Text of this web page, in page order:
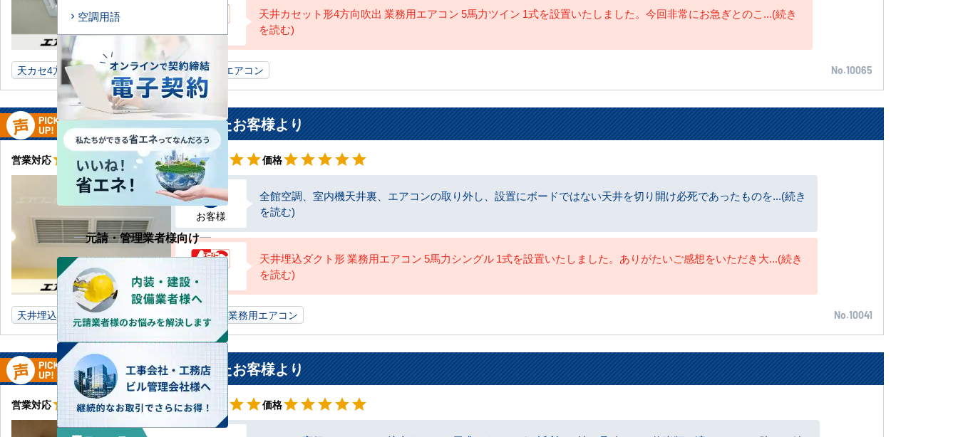
AC担当
天井カセット形4方向吹出 業務用エアコン 5馬力ツイン 1式を設置いたしました。今回非常にお急ぎとのこ...(続き
を読む)
天カセ4方向 5馬力 店舗 静岡県 業務用エアコン No.10065
兵庫県 丹波市 事務所に設置されたお客様より
営業対応 星4
star starstarstar star_border工事対応 星5
starstar starstar価格 星5
starstarstarstarstar
お客様
全館空調、室内機天井裏、エアコンの取り外し、設置にボードではない天井を切り開け必死であったものを...(続き
を読む)
AC担当
天井埋込ダクト形 業務用エアコン 5馬力シングル 1式を設置いたしました。ありがたいご感想をいただき大...(続き
を読む)
天井埋込ダクト形 5馬力 事務所 兵庫県 業務用エアコン No.10041
広島県 広島市 飲食店に設置されたお客様より
営業対応 星5
star starstarstarstar工事対応 星5
starstar starstar価格 星5
starstarstarstarstar
空調用語
元請・管理業者様向け